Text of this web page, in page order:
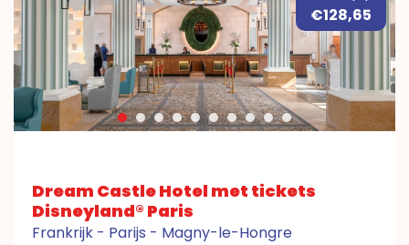
€128,65
Dream Castle Hotel met tickets
Disneyland® Paris
Frankrijk - Parijs - Magny-le-Hongre